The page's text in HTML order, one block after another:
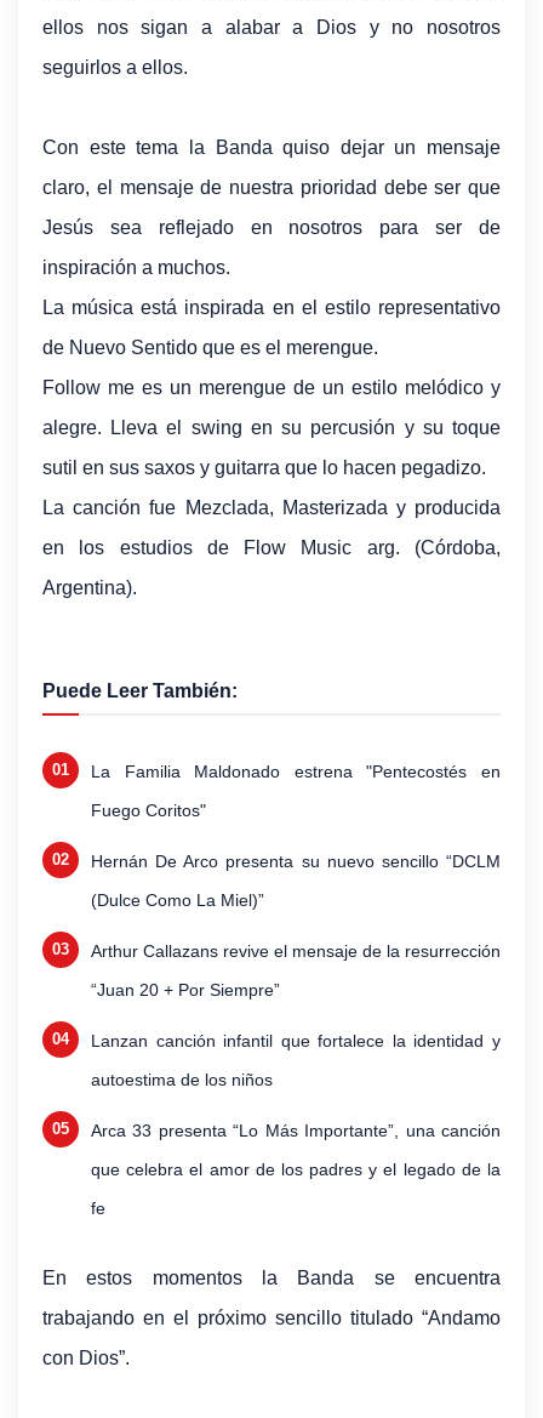
ellos nos sigan a alabar a Dios y no nosotros
seguirlos a ellos.
Con este tema la Banda quiso dejar un mensaje
claro, el mensaje de nuestra prioridad debe ser que
Jesús sea reflejado en nosotros para ser de
inspiración a muchos.
La música está inspirada en el estilo representativo
de Nuevo Sentido que es el merengue.
Follow me es un merengue de un estilo melódico y
alegre. Lleva el swing en su percusión y su toque
sutil en sus saxos y guitarra que lo hacen pegadizo.
La canción fue Mezclada, Masterizada y producida
en los estudios de Flow Music arg. (Córdoba,
Argentina).
Puede Leer También:
La Familia Maldonado estrena "Pentecostés en
Fuego Coritos"
Hernán De Arco presenta su nuevo sencillo “DCLM
(Dulce Como La Miel)”
Arthur Callazans revive el mensaje de la resurrección
“Juan 20 + Por Siempre”
Lanzan canción infantil que fortalece la identidad y
autoestima de los niños
Arca 33 presenta “Lo Más Importante”, una canción
que celebra el amor de los padres y el legado de la
fe
En estos momentos la Banda se encuentra
trabajando en el próximo sencillo titulado “Andamo
con Dios”.